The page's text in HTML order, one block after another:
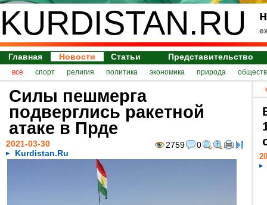
KURDISTAN.RU
Главная Новости Статьи Представительство
все спорт религия политика экономика природа
Силы пешмерга
подверглись ракетной
атаке в Прде
2759 0
2021-03-30
Kurdistan.Ru